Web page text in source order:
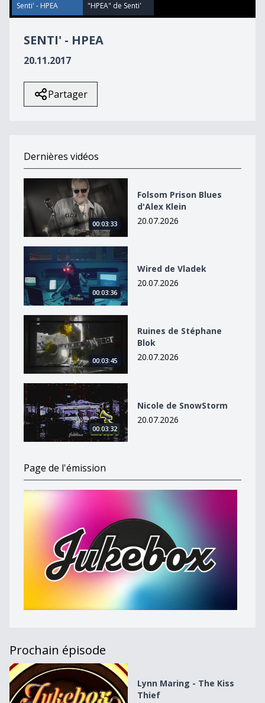
13
seconds
Senti' - HPEA "HPEA" de Senti'
SENTI' - HPEA
20.11.2017
Partager
Dernières vidéos
Folsom Prison Blues d&#039;Alex Klein
00:03:33
Folsom Prison Blues
d'Alex Klein
20.07.2026
Wired de Vladek
00:03:36
Wired de Vladek
20.07.2026
Ruines de Stéphane Blok
00:03:45
Ruines de Stéphane
Blok
20.07.2026
Nicole de SnowStorm
00:03:32
Nicole de SnowStorm
20.07.2026
Page de l'émission
Prochain épisode
Lynn Maring - The Kiss Thief
Lynn Maring - The Kiss
Thief